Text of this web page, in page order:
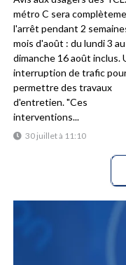
30 juillet à 11:10
métro C sera
l'arrêt pendant 2
mois d'août : du lundi 3 au
dimanche 16 août inclus.
interruption de trafic
permettre des travaux
d'entretien. "Ces
interventions...